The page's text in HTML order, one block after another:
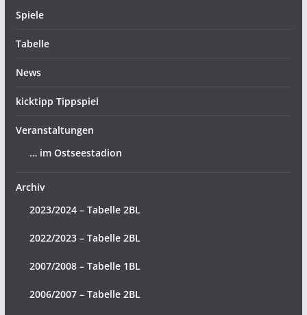
Spiele
Tabelle
News
kicktipp Tippspiel
Veranstaltungen
… im Ostseestadion
Archiv
2023/2024 – Tabelle 2BL
2022/2023 – Tabelle 2BL
2007/2008 – Tabelle 1BL
2006/2007 – Tabelle 2BL